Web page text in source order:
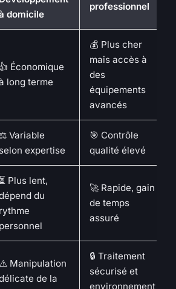
domicile
professionnel
👍 Économique
long terme
💰 Plus cher
mais accès à
des
équipements
avancés
⚖️ Variable
selon expertise
🎯 Contrôle
qualité élevé
Plus lent,
du
rythme
personnel
🚀 Rapide, gain
de temps
assuré
⚠️ Manipulation
de la
🔒 Traitement
sécurisé et
environnement